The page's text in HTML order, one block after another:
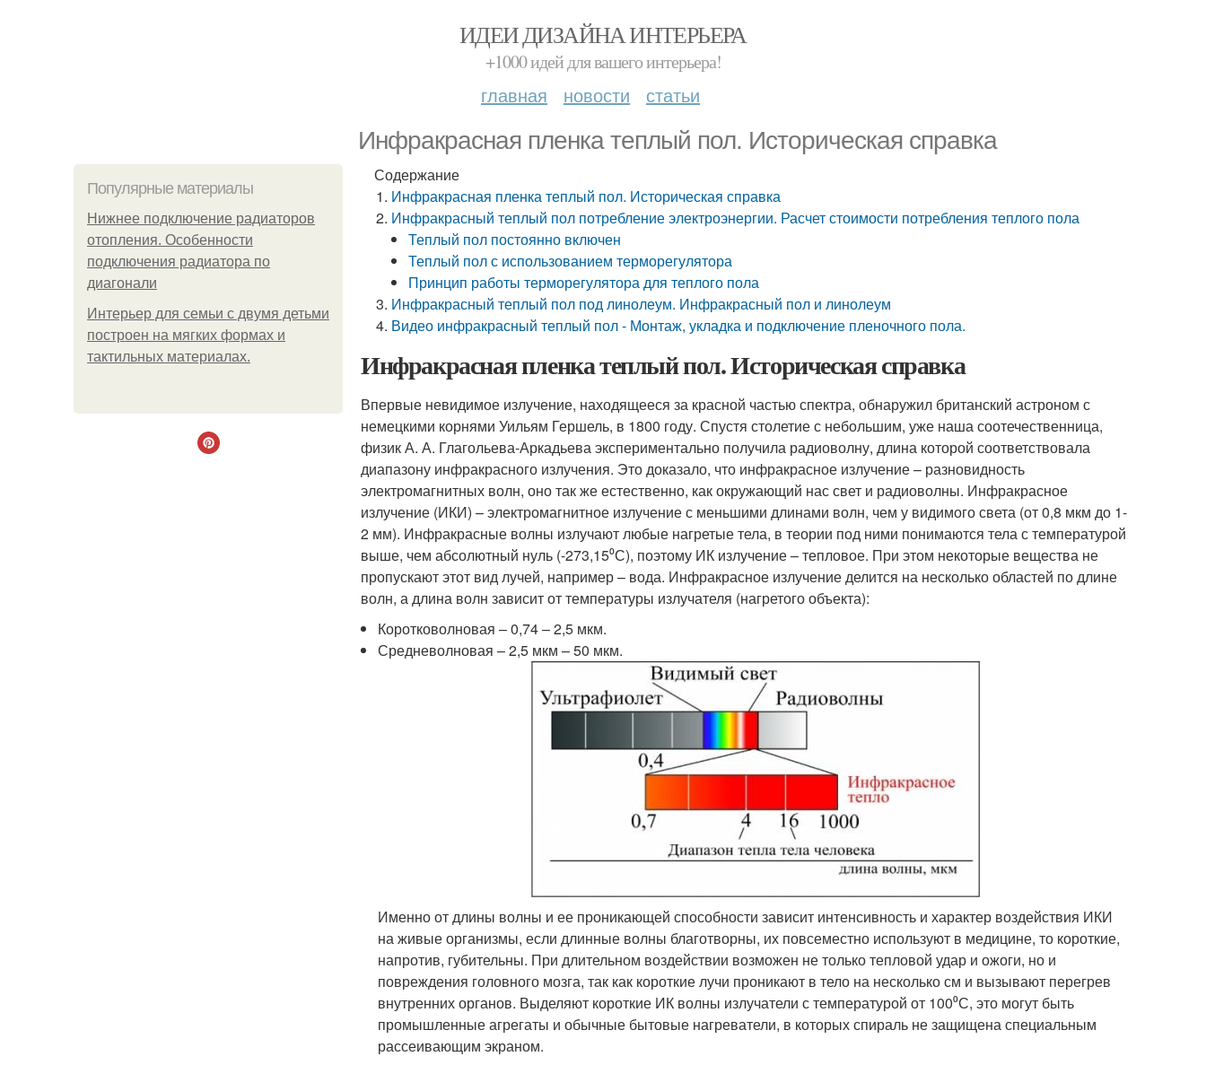
ИДЕИ ДИЗАЙНА ИНТЕРЬЕРА
+1000 идей для вашего интерьера!
главная новости статьи
Инфракрасная пленка теплый пол. Историческая справка
Популярные материалы
Нижнее подключение радиаторов
отопления. Особенности
подключения радиатора по
диагонали
Интерьер для семьи с двумя детьми
построен на мягких формах и
тактильных материалах.
Содержание
Инфракрасная пленка теплый пол. Историческая справка
Инфракрасный теплый пол потребление электроэнергии. Расчет стоимости потребления теплого пола
Теплый пол постоянно включен
Теплый пол с использованием терморегулятора
Принцип работы терморегулятора для теплого пола
Инфракрасный теплый пол под линолеум. Инфракрасный пол и линолеум
Видео инфракрасный теплый пол - Монтаж, укладка и подключение пленочного пола.
Инфракрасная пленка теплый пол. Историческая справка
Впервые невидимое излучение, находящееся за красной частью спектра, обнаружил британский астроном с
немецкими корнями Уильям Гершель, в 1800 году. Спустя столетие с небольшим, уже наша соотечественница,
физик А. А. Глагольева-Аркадьева экспериментально получила радиоволну, длина которой соответствовала
диапазону инфракрасного излучения. Это доказало, что инфракрасное излучение – разновидность
электромагнитных волн, оно так же естественно, как окружающий нас свет и радиоволны. Инфракрасное
излучение (ИКИ) – электромагнитное излучение с меньшими длинами волн, чем у видимого света (от 0,8 мкм до 1-
2 мм). Инфракрасные волны излучают любые нагретые тела, в теории под ними понимаются тела с температурой
выше, чем абсолютный нуль (-273,15⁰С), поэтому ИК излучение – тепловое. При этом некоторые вещества не
пропускают этот вид лучей, например – вода. Инфракрасное излучение делится на несколько областей по длине
волн, а длина волн зависит от температуры излучателя (нагретого объекта):
Коротковолновая – 0,74 – 2,5 мкм.
Средневолновая – 2,5 мкм – 50 мкм.
Именно от длины волны и ее проникающей способности зависит интенсивность и характер воздействия ИКИ
на живые организмы, если длинные волны благотворны, их повсеместно используют в медицине, то короткие,
напротив, губительны. При длительном воздействии возможен не только тепловой удар и ожоги, но и
повреждения головного мозга, так как короткие лучи проникают в тело на несколько см и вызывают перегрев
внутренних органов. Выделяют короткие ИК волны излучатели с температурой от 100⁰С, это могут быть
промышленные агрегаты и обычные бытовые нагреватели, в которых спираль не защищена специальным
рассеивающим экраном.